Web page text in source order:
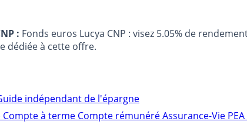
: Fonds euros Lucya CNP : visez 5.05% de
dédiée à cette offre.
indépendant de l'épargne
Compte à terme Compte rémunéréAssurance-Vie